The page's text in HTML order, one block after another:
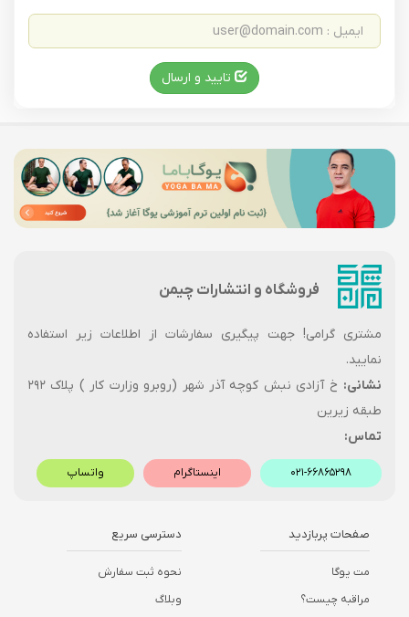
فروشگاه و انتشارات چیمن
مشتری گرامی! جهت پیگیری سفارشات از اطلاعات زیر استفاده
نمایید.
نشانی:
خ آزادی نبش کوچه آذر شهر (روبرو وزارت کار ) پلاک ۲۹۲
طبقه زیرین
تماس:
۰۲۱-۶۶۸۶۵۲۹۸ اینستاگرام واتساپ
صفحات پربازدید
مت یوگا
مراقبه چیست؟
دسترسی سریع
نحوه ثبت سفارش
وبلاگ